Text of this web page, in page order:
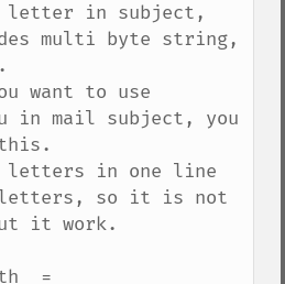
letter in subject,
multi byte string,
want to use
in mail subject, you
letters in one line
so it is not
it work.
=